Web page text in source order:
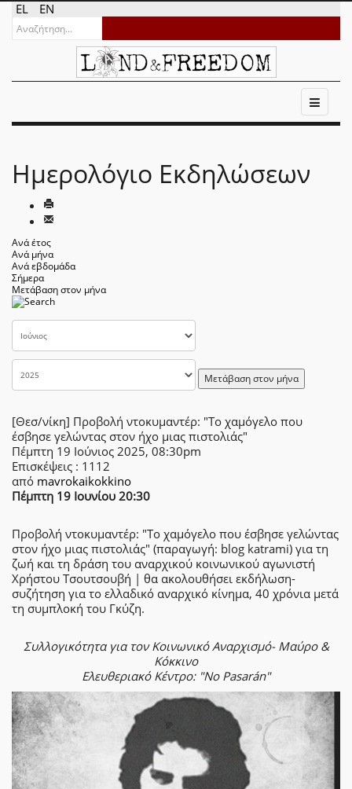
EL EN
Ημερολόγιο Εκδηλώσεων
Ανά έτος
Ανά μήνα
Ανά εβδομάδα
Σήμερα
Μετάβαση στον μήνα
Μετάβαση στον μήνα
[Θεσ/νίκη] Προβολή ντοκυμαντέρ: "Το χαμόγελο που
έσβησε γελώντας στον ήχο μιας πιστολιάς"
Πέμπτη 19 Ιούνιος 2025, 08:30pm
Επισκέψεις : 1112
από mavrokaikokkino
Πέμπτη 19 Ιουνίου 20:30
Προβολή ντοκυμαντέρ: "Το χαμόγελο που έσβησε γελώντας
στον ήχο μιας πιστολιάς" (παραγωγή: blog katrami) για τη
ζωή και τη δράση του αναρχικού κοινωνικού αγωνιστή
Χρήστου Τσουτσουβή | θα ακολουθήσει εκδήλωση-
συζήτηση για το ελλαδικό αναρχικό κίνημα, 40 χρόνια μετά
τη συμπλοκή του Γκύζη.
Συλλογικότητα για τον Κοινωνικό Αναρχισμό- Μαύρο &
Κόκκινο
Ελευθεριακό Κέντρο: "No Pasarán"